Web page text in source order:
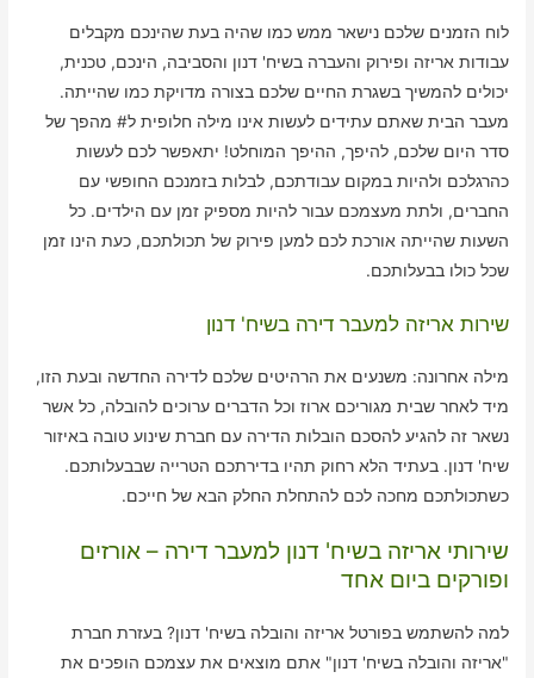
לוח הזמנים שלכם נישאר ממש כמו שהיה בעת שהינכם מקבלים
עבודות אריזה ופירוק והעברה בשיח' דנון והסביבה, הינכם, טכנית,
יכולים להמשיך בשגרת החיים שלכם בצורה מדויקת כמו שהייתה.
מעבר הבית שאתם עתידים לעשות אינו מילה חלופית ל# מהפך של
סדר היום שלכם, להיפך, ההיפך המוחלט! יתאפשר לכם לעשות
כהרגלכם ולהיות במקום עבודתכם, לבלות בזמנכם החופשי עם
החברים, ולתת מעצמכם עבור להיות מספיק זמן עם הילדים. כל
השעות שהייתה אורכת לכם למען פירוק של תכולתכם, כעת הינו זמן
שכל כולו בבעלותכם.
שירות אריזה למעבר דירה בשיח' דנון
מילה אחרונה: משנעים את הרהיטים שלכם לדירה החדשה ובעת הזו,
מיד לאחר שבית מגוריכם ארוז וכל הדברים ערוכים להובלה, כל אשר
נשאר זה להגיע להסכם הובלות הדירה עם חברת שינוע טובה באיזור
שיח' דנון. בעתיד הלא רחוק תהיו בדירתכם הטרייה שבבעלותכם.
כשתכולתכם מחכה לכם להתחלת החלק הבא של חייכם.
שירותי אריזה בשיח' דנון למעבר דירה – אורזים
ופורקים ביום אחד
למה להשתמש בפורטל אריזה והובלה בשיח' דנון? בעזרת חברת
"אריזה והובלה בשיח' דנון" אתם מוצאים את עצמכם הופכים את